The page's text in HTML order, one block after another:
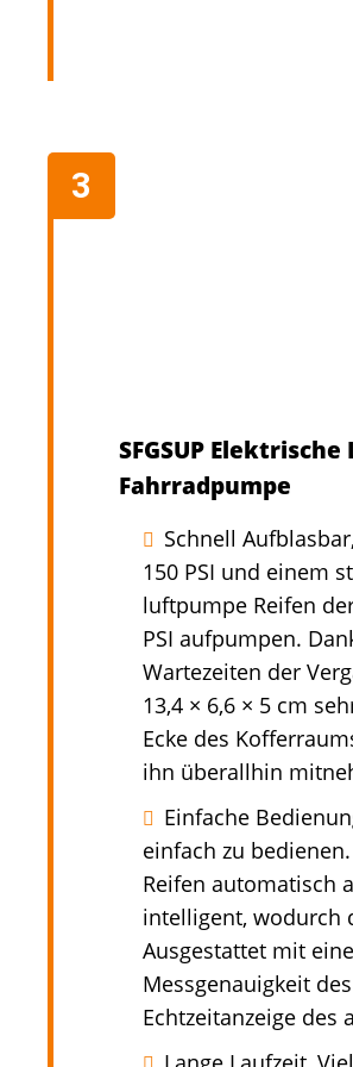
SFGSUP
Fahrradpumpe
Schnell
150 PSI und einem
luftpumpe Reifen
PSI aufpumpen.
Wartezeiten der
13,4 × 6,6 × 5 cm
Ecke des
ihn überallhin
Einfache
einfach zu
Reifen automatisch
intelligent, wodurch
Ausgestattet mit
Messgenauigkeit
Echtzeitanzeige des